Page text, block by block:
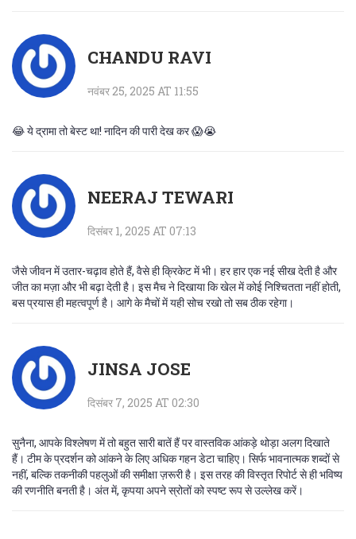
CHANDU RAVI
नवंबर 25, 2025 AT 11:55
😂 ये द्रामा तो बेस्ट था! नादिन की पारी देख कर 😱😭
NEERAJ TEWARI
दिसंबर 1, 2025 AT 07:13
जैसे जीवन में उतार-चढ़ाव होते हैं, वैसे ही क्रिकेट में भी। हर हार एक नई सीख देती है और
जीत का मज़ा और भी बढ़ा देती है। इस मैच ने दिखाया कि खेल में कोई निश्चितता नहीं होती,
बस प्रयास ही महत्वपूर्ण है। आगे के मैचों में यही सोच रखो तो सब ठीक रहेगा।
JINSA JOSE
दिसंबर 7, 2025 AT 02:30
सुनैना, आपके विश्लेषण में तो बहुत सारी बातें हैं पर वास्तविक आंकड़े थोड़ा अलग दिखाते
हैं। टीम के प्रदर्शन को आंकने के लिए अधिक गहन डेटा चाहिए। सिर्फ भावनात्मक शब्दों से
नहीं, बल्कि तकनीकी पहलुओं की समीक्षा ज़रूरी है। इस तरह की विस्तृत रिपोर्ट से ही भविष्य
की रणनीति बनती है। अंत में, कृपया अपने स्रोतों को स्पष्ट रूप से उल्लेख करें।